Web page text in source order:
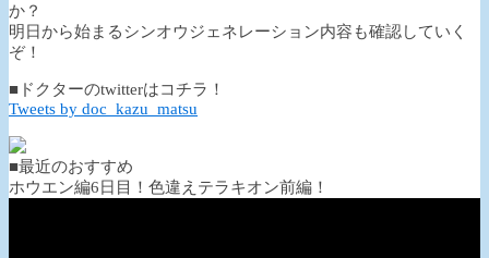
か？
明日から始まるシンオウジェネレーション内容も確認していく
ぞ！
■ドクターのtwitterはコチラ！
Tweets by doc_kazu_matsu
■最近のおすすめ
ホウエン編6日目！色違えテラキオン前編！